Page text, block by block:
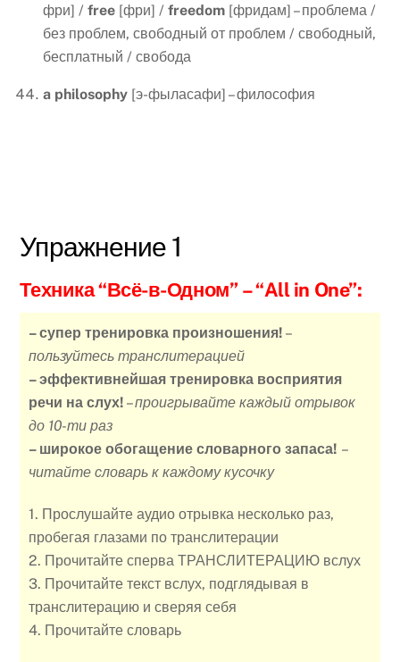
фри] / free [фри] / freedom [фридам] – проблема /
без проблем, свободный от проблем / свободный,
бесплатный / свобода
a philosophy [э-фыласафи] – философия
Упражнение 1
Техника “Всё-в-Одном”– “All in One”:
– супер тренировка произношения! –
пользуйтесь транслитерацией
– эффективнейшая тренировка восприятия
речи на слух! –проигрывайте каждый отрывок
до 10-ти раз
– широкое обогащение словарного запаса! –
читайте словарь к каждому кусочку
1. Прослушайте аудио отрывка несколько раз,
пробегая глазами по транслитерации
2. Прочитайте сперва ТРАНСЛИТЕРАЦИЮ вслух
3. Прочитайте текст вслух, подглядывая в
транслитерацию и сверяя себя
4. Прочитайте словарь